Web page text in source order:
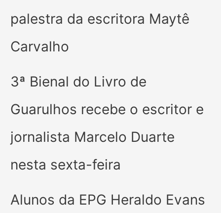
palestra da escritora Maytê
Carvalho
3ª Bienal do Livro de
Guarulhos recebe o escritor e
jornalista Marcelo Duarte
nesta sexta-feira
Alunos da EPG Heraldo Evans